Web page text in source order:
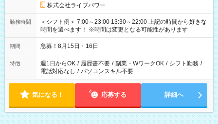
株式会社ライブパワー
勤務時間
＜シフト例＞ 7:00～23:00 13:30～22:00 上記の時間から好きな
時間を選べます！ ※時間は変更となる可能性があります
期間 急募！8月15日・16日
特徴 週1日からOK / 履歴書不要 / 副業・WワークOK / シフト勤務 /
電話対応なし / パソコンスキル不要
気になる！ 応募する 詳細へ